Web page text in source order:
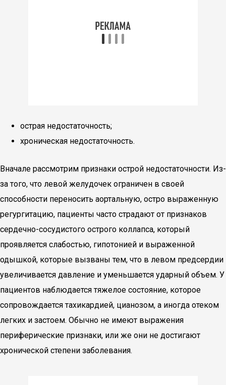
острая недостаточность;
хроническая недостаточность.
Вначале рассмотрим признаки острой недостаточности. Из-
за того, что левой желудочек ограничен в своей
способности переносить аортальную, остро выраженную
регургитацию, пациенты часто страдают от признаков
сердечно-сосудистого острого коллапса, который
проявляется слабостью, гипотонией и выраженной
одышкой, которые вызваны тем, что в левом предсердии
увеличивается давление и уменьшается ударный объем. У
пациентов наблюдается тяжелое состояние, которое
сопровождается тахикардией, цианозом, а иногда отеком
легких и застоем. Обычно не имеют выражения
периферические признаки, или же они не достигают
хронической степени заболевания.